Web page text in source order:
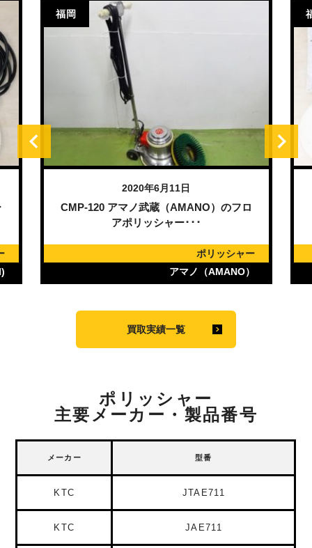
福岡
2020年6月11日
CMP-120 アマノ武蔵（AMANO）のフロ
アポリッシャー･･･
ポリッシャー
アマノ（AMANO）
買取実績一覧
ポリッシャー
主要メーカー・製品番号
メーカー 型番
KTC JTAE711
KTC JAE711